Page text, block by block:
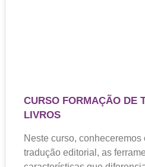
CURSO FORMAÇÃO DE
LIVROS
Neste curso, conheceremos
tradução editorial, as